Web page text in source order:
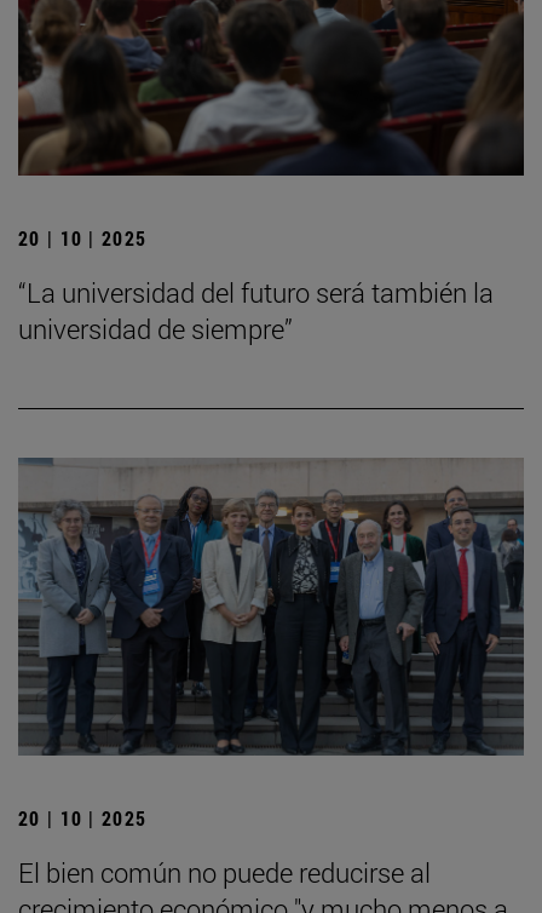
20 | 10 | 2025
“La universidad del futuro será también la
universidad de siempre”
20 | 10 | 2025
El bien común no puede reducirse al